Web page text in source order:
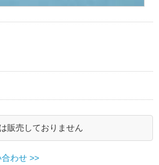
販売しておりません
わせ >>